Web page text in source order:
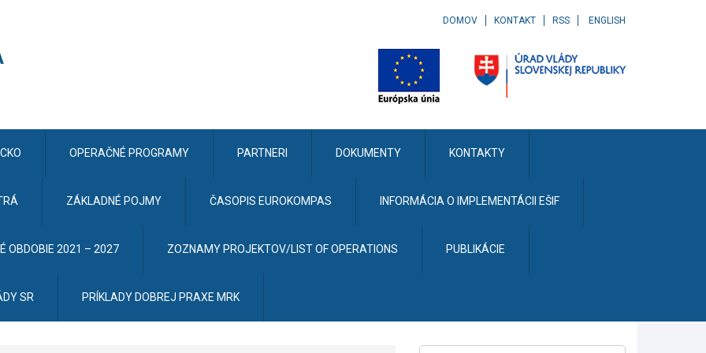
DOMOV KONTAKT RSS ENGLISH
CKO OPERAČNÉ PROGRAMY PARTNERI DOKUMENTY KONTAKTY
ZÁKLADNÉ POJMY ČASOPIS EUROKOMPAS INFORMÁCIA O IMPLEMENTÁCII EŠIF
OBDOBIE 2021 – 2027 ZOZNAMY PROJEKTOV/LIST OF OPERATIONS PUBLIKÁCIE
SR PRÍKLADY DOBREJ PRAXE MRK